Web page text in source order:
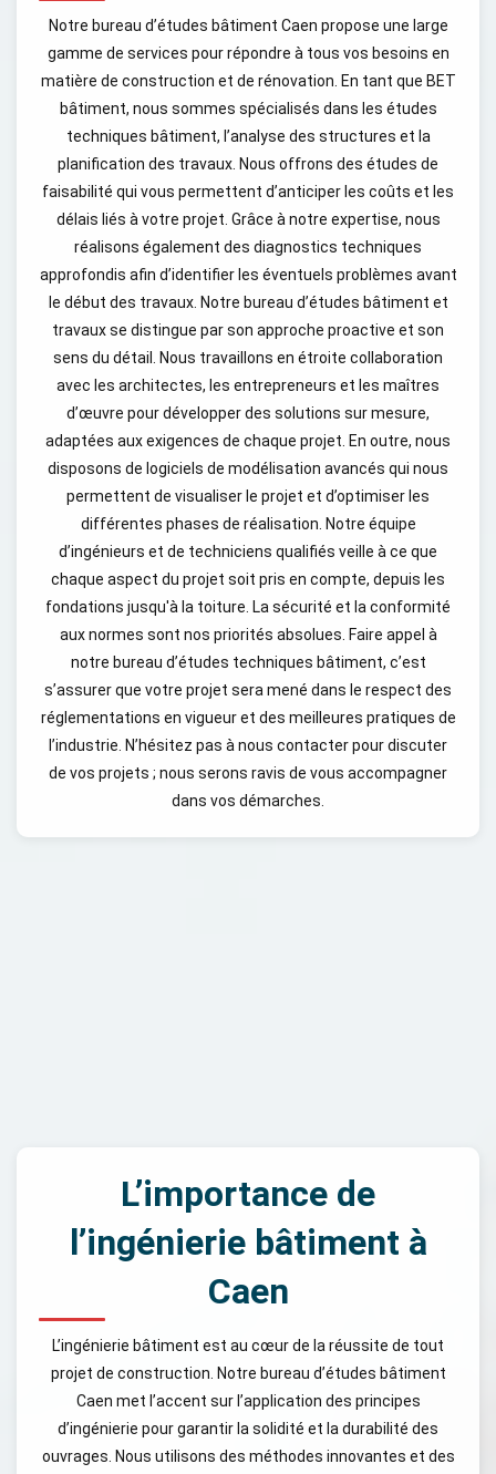
Notre bureau d’études bâtiment Caen propose une large
gamme de services pour répondre à tous vos besoins en
matière de construction et de rénovation. En tant que BET
bâtiment, nous sommes spécialisés dans les études
techniques bâtiment, l’analyse des structures et la
planification des travaux. Nous offrons des études de
faisabilité qui vous permettent d’anticiper les coûts et les
délais liés à votre projet. Grâce à notre expertise, nous
réalisons également des diagnostics techniques
approfondis afin d’identifier les éventuels problèmes avant
le début des travaux. Notre bureau d’études bâtiment et
travaux se distingue par son approche proactive et son
sens du détail. Nous travaillons en étroite collaboration
avec les architectes, les entrepreneurs et les maîtres
d’œuvre pour développer des solutions sur mesure,
adaptées aux exigences de chaque projet. En outre, nous
disposons de logiciels de modélisation avancés qui nous
permettent de visualiser le projet et d’optimiser les
différentes phases de réalisation. Notre équipe
d’ingénieurs et de techniciens qualifiés veille à ce que
chaque aspect du projet soit pris en compte, depuis les
fondations jusqu'à la toiture. La sécurité et la conformité
aux normes sont nos priorités absolues. Faire appel à
notre bureau d’études techniques bâtiment, c’est
s’assurer que votre projet sera mené dans le respect des
réglementations en vigueur et des meilleures pratiques de
l’industrie. N’hésitez pas à nous contacter pour discuter
de vos projets ; nous serons ravis de vous accompagner
dans vos démarches.
L’importance de
l’ingénierie bâtiment à
Caen
L’ingénierie bâtiment est au cœur de la réussite de tout
projet de construction. Notre bureau d’études bâtiment
Caen met l’accent sur l’application des principes
d’ingénierie pour garantir la solidité et la durabilité des
ouvrages. Nous utilisons des méthodes innovantes et des